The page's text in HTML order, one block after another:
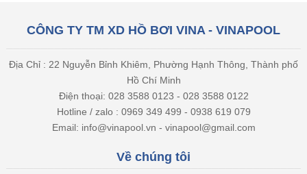
CÔNG TY TM XD HỒ BƠI VINA - VINAPOOL
Địa Chỉ : 22 Nguyễn Bỉnh Khiêm, Phường Hạnh Thông, Thành phố
Hồ Chí Minh
Điện thoại: 028 3588 0123 - 028 3588 0122
Hotline / zalo : 0969 349 499 - 0938 619 079
Email: info@vinapool.vn - vinapool@gmail.com
Về chúng tôi